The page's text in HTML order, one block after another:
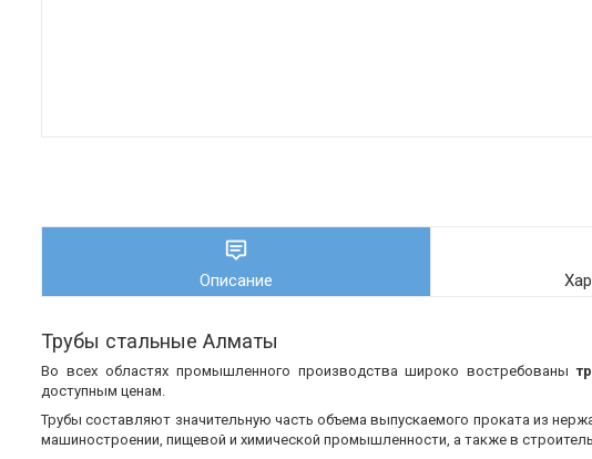
Описание
Трубы стальные Алматы
Во всех областях промышленного производства широко востребованы
доступным ценам.
Трубы составляют значительную часть объема выпускаемого проката из
машиностроении, пищевой и химической промышленности, а также в